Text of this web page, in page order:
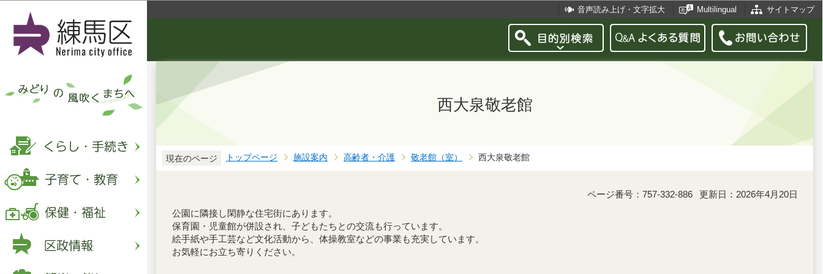
音声読み上げ・文字拡大 Multilingual サイトマップ
西大泉敬老館
現在のページ トップページ 施設案内 高齢者・介護 敬老館（室） 西大泉敬老館
ページ番号：757-332-886
更新日：2026年4月20日
公園に隣接し閑静な住宅街にあります。
保育園・児童館が併設され、子どもたちとの交流も行っています。
絵手紙や手工芸など文化活動から、体操教室などの事業も充実しています。
お気軽にお立ち寄りください。